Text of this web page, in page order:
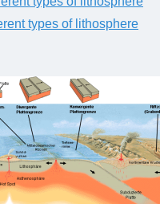
types of lithosphere